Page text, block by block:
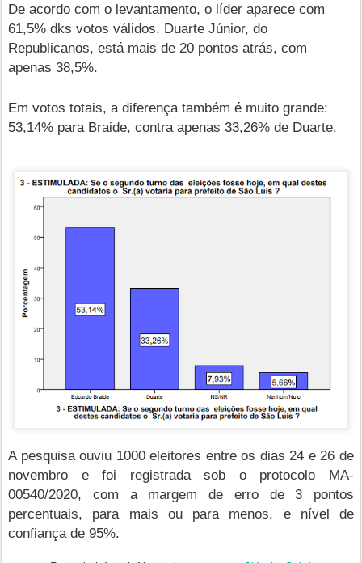
De acordo com o levantamento, o líder aparece com
61,5% dks votos válidos. Duarte Júnior, do
Republicanos, está mais de 20 pontos atrás, com
apenas 38,5%.
Em votos totais, a diferença também é muito grande:
53,14% para Braide, contra apenas 33,26% de Duarte.
A pesquisa ouviu 1000 eleitores entre os dias 24 e 26 de
novembro e foi registrada sob o protocolo MA-
00540/2020, com a margem de erro de 3 pontos
percentuais, para mais ou para menos, e nível de
confiança de 95%.